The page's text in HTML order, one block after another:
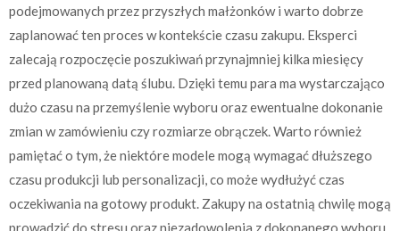
podejmowanych przez przyszłych małżonków i warto dobrze
zaplanować ten proces w kontekście czasu zakupu. Eksperci
zalecają rozpoczęcie poszukiwań przynajmniej kilka miesięcy
przed planowaną datą ślubu. Dzięki temu para ma wystarczająco
dużo czasu na przemyślenie wyboru oraz ewentualne dokonanie
zmian w zamówieniu czy rozmiarze obrączek. Warto również
pamiętać o tym, że niektóre modele mogą wymagać dłuższego
czasu produkcji lub personalizacji, co może wydłużyć czas
oczekiwania na gotowy produkt. Zakupy na ostatnią chwilę mogą
prowadzić do stresu oraz niezadowolenia z dokonanego wyboru,